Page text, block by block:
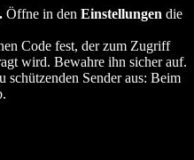
Öffne in den Einstellungen die
Code fest, der zum Zugriff
wird. Bewahre ihn sicher auf.
schützenden Sender aus: Beim